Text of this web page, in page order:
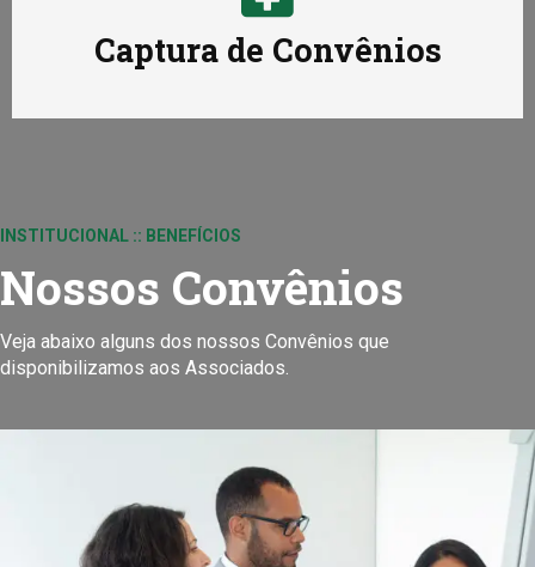
Captura de Convênios
INSTITUCIONAL :: BENEFÍCIOS
Nossos Convênios
Veja abaixo alguns dos nossos Convênios que
disponibilizamos aos Associados.